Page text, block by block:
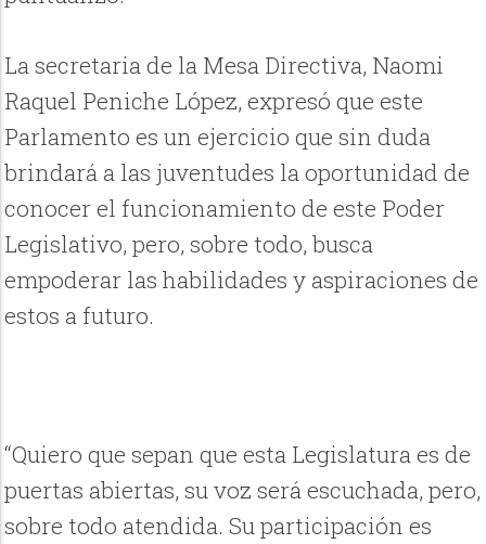
La secretaria de la Mesa Directiva, Naomi
Raquel Peniche López, expresó que este
Parlamento es un ejercicio que sin duda
brindará a las juventudes la oportunidad de
conocer el funcionamiento de este Poder
Legislativo, pero, sobre todo, busca
empoderar las habilidades y aspiraciones de
estos a futuro.
“Quiero que sepan que esta Legislatura es de
puertas abiertas, su voz será escuchada, pero,
sobre todo atendida. Su participación es